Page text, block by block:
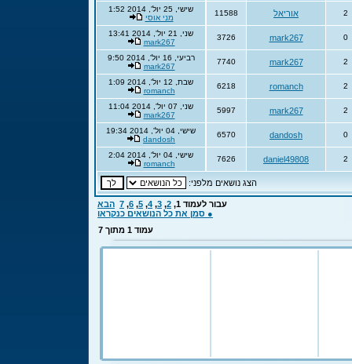
2 אוריאל 11588
שישי, 25 יול', 2014 1:52
מני אוסי
0
mark267
3726
שני, 21 יול', 2014 13:41
mark267
2
mark267
7740
רביעי, 16 יול', 2014 9:50
mark267
2
romanch
6218
שבת, 12 יול', 2014 1:09
romanch
2
mark267
5997
שני, 07 יול', 2014 11:04
mark267
0
dandosh
6570
שישי, 04 יול', 2014 19:34
dandosh
2
daniel49808
7626
שישי, 04 יול', 2014 2:04
romanch
הצג נושאים מלפני:
עבור לעמוד 1
,
2
,
3
,
4
,
5
,
6
,
7 הבא
● סמן את כל הנושאים כנקראו
עמוד 1 מתוך 7